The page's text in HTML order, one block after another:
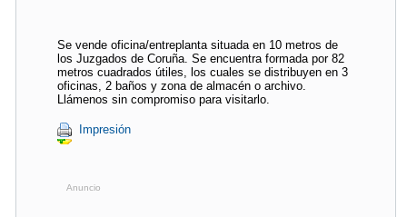
Se vende oficina/entreplanta situada en 10 metros de
los Juzgados de Coruña. Se encuentra formada por 82
metros cuadrados útiles, los cuales se distribuyen en 3
oficinas, 2 baños y zona de almacén o archivo.
Llámenos sin compromiso para visitarlo.
Impresión
Anuncio